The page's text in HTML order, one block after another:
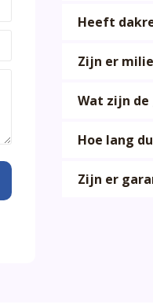
Heeft
Zijn er
Wat zijn
Hoe lang
Zijn er